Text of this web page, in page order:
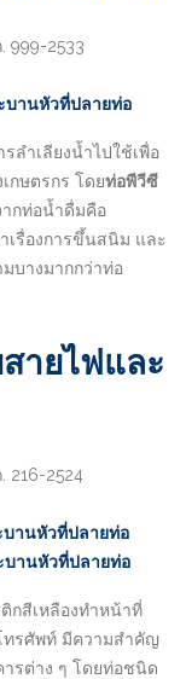
999-2533
บานหัวที่ปลายท่อ
ลำเลียงน้ำไปใช้เพื่อ
กษตรกร โดยท่อพีวีซี
กท่อน้ำดื่มคือ
รื่องการขึ้นสนิม และ
บางมากกว่าท่อ
ายไฟและ
216-2524
บานหัวที่ปลายท่อ
บานหัวที่ปลายท่อ
กสีเหลืองทำหน้าที่
ทรศัพท์ มีความสำคัญ
รต่าง ๆ โดยท่อชนิด